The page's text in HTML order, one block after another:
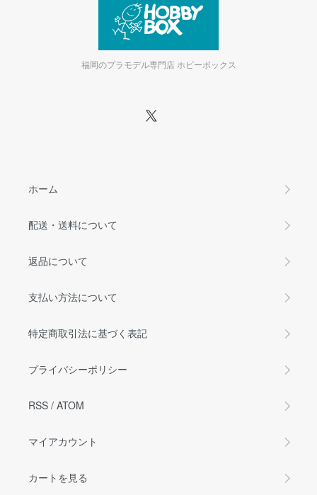
福岡のプラモデル専門店 ホビーボックス
ホーム
配送・送料について
返品について
支払い方法について
特定商取引法に基づく表記
プライバシーポリシー
RSS / ATOM
マイアカウント
カートを見る